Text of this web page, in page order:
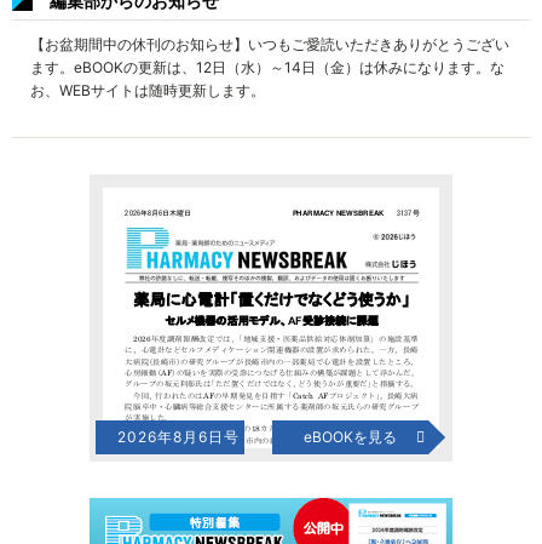
【お盆期間中の休刊のお知らせ】いつもご愛読いただきありがとうござい
ます。eBOOKの更新は、12日（水）～14日（金）は休みになります。な
お、WEBサイトは随時更新します。
2026年8月6日号 eBOOKを見る